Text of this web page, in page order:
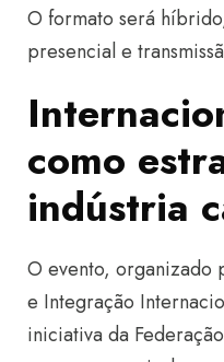
O formato será
presencial e
como
indústria
O evento, organizado
e Integração
iniciativa da